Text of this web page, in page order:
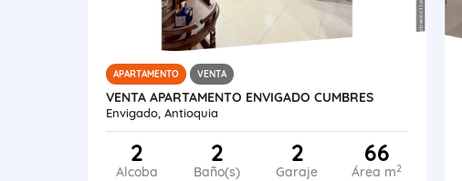
APARTAMENTO VENTA
VENTA APARTAMENTO ENVIGADO CUMBRES
Envigado, Antioquia
2
Alcoba
2
Baño(s)
2
Garaje
66
Área m2